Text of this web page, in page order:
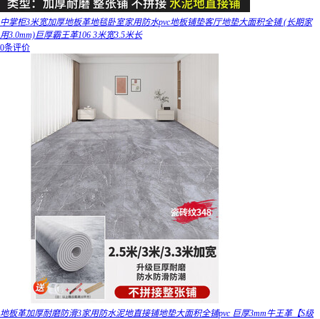
中掌柜3米宽加厚地板革地毯卧室家用防水pvc地板铺垫客厅地垫大面积全铺 (长期家
用3.0mm)巨厚霸王革106 3米宽3.5米长
0条评价
地板革加厚耐磨防滑3家用防水泥地直接铺地垫大面积全铺pvc 巨厚3mm牛王革【S级